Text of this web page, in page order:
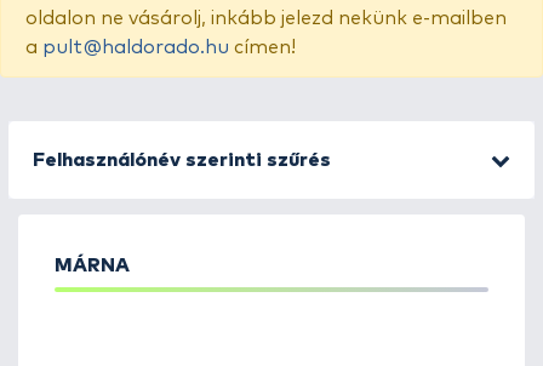
oldalon ne vásárolj, inkább jelezd nekünk e-mailben
a pult@haldorado.hu címen!
Felhasználónév szerinti szűrés
MÁRNA